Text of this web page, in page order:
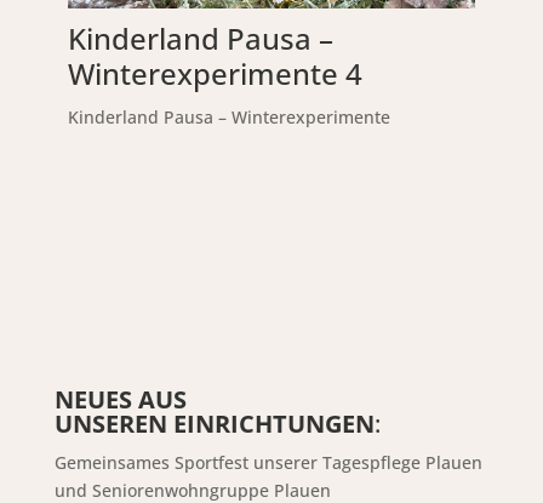
Kinderland Pausa –
Winterexperimente 4
Kinderland Pausa – Winterexperimente
NEUES AUS
UNSEREN EINRICHTUNGEN:
Gemeinsames Sportfest unserer Tagespflege Plauen
und Seniorenwohngruppe Plauen